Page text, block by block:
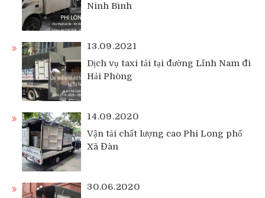
Ninh Bình
13.09.2021
Dịch vụ taxi tải tại đường Lĩnh Nam đi
Hải Phòng
14.09.2020
Vận tải chất lượng cao Phi Long phố
Xã Đàn
30.06.2020